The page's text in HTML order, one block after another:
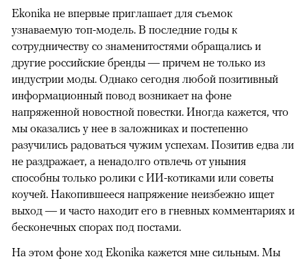
Ekonika не впервые приглашает для съемок
узнаваемую топ-модель. В последние годы к
сотрудничеству со знаменитостями обращались и
другие российские бренды — причем не только из
индустрии моды. Однако сегодня любой позитивный
информационный повод возникает на фоне
напряженной новостной повестки. Иногда кажется, что
мы оказались у нее в заложниках и постепенно
разучились радоваться чужим успехам. Позитив едва ли
не раздражает, а ненадолго отвлечь от уныния
способны только ролики с ИИ-котиками или советы
коучей. Накопившееся напряжение неизбежно ищет
выход — и часто находит его в гневных комментариях и
бесконечных спорах под постами.
На этом фоне ход Ekonika кажется мне сильным. Мы